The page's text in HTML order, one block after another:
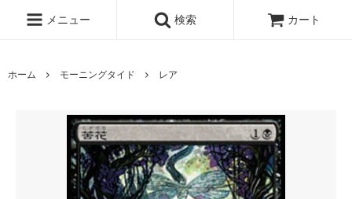
メニュー 検索 カート
ホーム モーニングタイド レア